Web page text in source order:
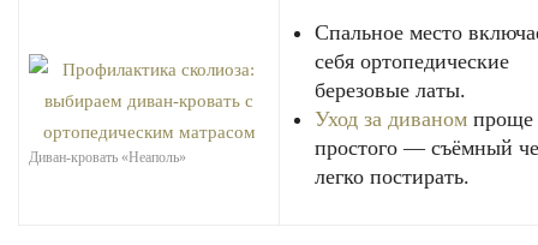
Диван-кровать «Неаполь»
Спальное место
себя ортопедические
березовые латы.
Уход за диваном проще
простого — съёмный
легко постирать.